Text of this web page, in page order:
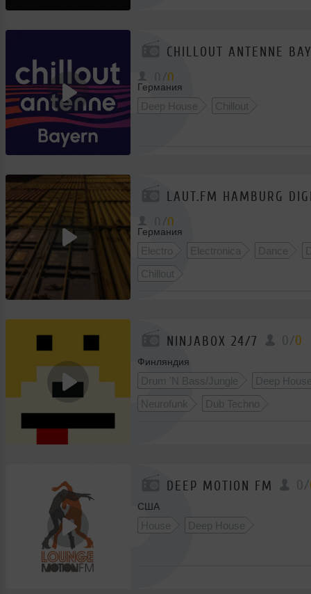
CHILLOUT ANTENNE
0
Германия
Deep House Chillout
LAUT.FM HAMBURG
0
Германия
Electro Electronica Dance
Chillout
NINJABOX 24/7 0/0
Финляндия
Drum 'N Bass/Jungle
Deep
Neurofunk
Dub Techno
DEEP MOTION FM 0/
США
House Deep House